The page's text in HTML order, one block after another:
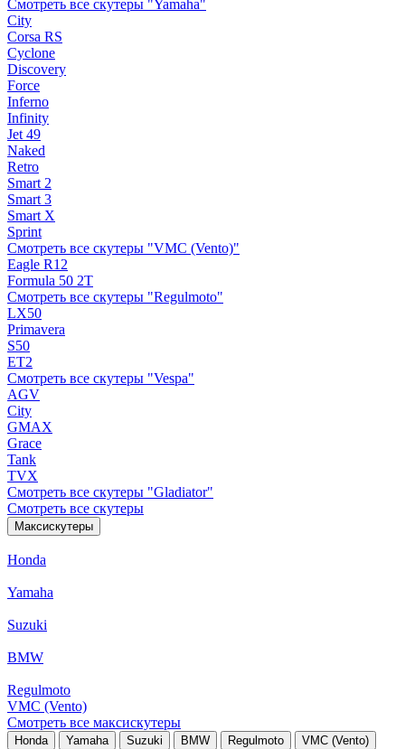
Смотреть все скутеры "Yamaha"
City
Corsa RS
Cyclone
Discovery
Force
Inferno
Infinity
Jet 49
Naked
Retro
Smart 2
Smart 3
Smart X
Sprint
Смотреть все скутеры "VMC (Vento)"
Eagle R12
Formula 50 2Т
Смотреть все скутеры "Regulmoto"
LX50
Primavera
S50
ET2
Смотреть все скутеры "Vespa"
AGV
City
GMAX
Grace
Tank
TVX
Смотреть все скутеры "Gladiator"
Смотреть все скутеры
Максискутеры
Honda
Yamaha
Suzuki
BMW
Regulmoto
VMC (Vento)
Смотреть все максискутеры
Honda Yamaha Suzuki BMW Regulmoto VMC (Vento)